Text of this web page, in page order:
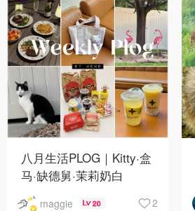
八月生活PLOG｜Kitty·盒
马·缺德舅·茉莉奶白
·Costco·Wendy's
maggie 20 2